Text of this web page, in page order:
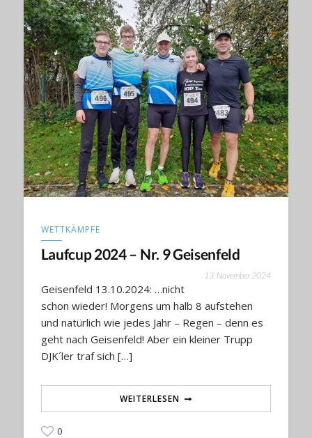
WETTKÄMPFE
Laufcup 2024 – Nr. 9 Geisenfeld
13. November 2024
Geisenfeld 13.10.2024: …nicht
schon wieder! Morgens um halb 8 aufstehen
und natürlich wie jedes Jahr – Regen – denn es
geht nach Geisenfeld! Aber ein kleiner Trupp
DJK´ler traf sich […]
WEITERLESEN
0